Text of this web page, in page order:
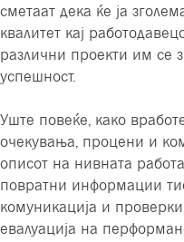
сметаат дека ќе ја
квалитет кај
различни проекти им се
успешност.
Уште повеќе, како
очекувања, процени и
описот на нивната
повратни информации
комуникација и
евалуација на